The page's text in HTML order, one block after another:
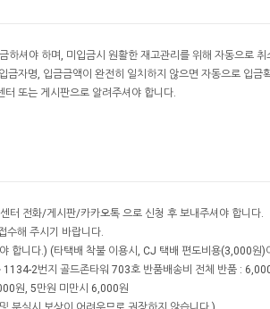
하셔야 하며, 미입금시 원활한 재고관리를 위해 자동으로 취
금자명, 입금금액이 완전히 일치하지 않으면 자동으로 입금
또는 게시판으로 알려주셔야 합니다.
터 전화/게시판/카카오톡 으로 신청 후 보내주셔야 합니다.
수해 주시기 바랍니다.
합니다.) (타택배 착불 이용시, CJ 택배 편도비용(3,000원
1134-2번지 골드존타워 703호 반품배송비 전체 반품 :
원, 5만원 미만시 6,000원